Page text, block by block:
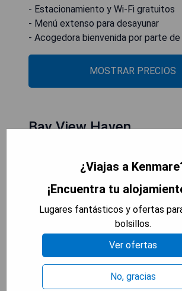
- Estacionamiento y Wi-Fi gratuitos
- Menú extenso para desayunar
- Acogedora bienvenida por parte
MOSTRAR PRECIOS
Bay View Haven
¿Viajas a
¡Encuentra tu
Lugares fantásticos y ofertas
bolsillos.
Ver ofertas
No, gracias